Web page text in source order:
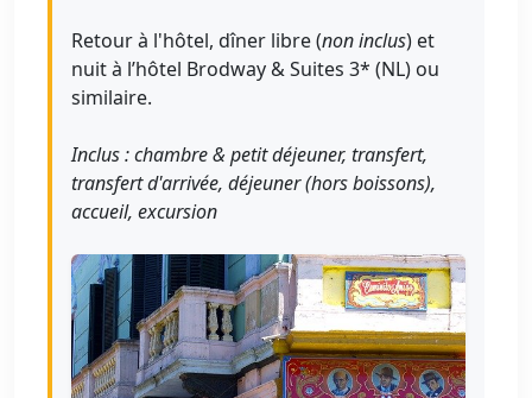
Retour à l'hôtel, dîner libre (non inclus) et
nuit à l’hôtel Brodway & Suites 3* (NL) ou
similaire.
Inclus : chambre & petit déjeuner, transfert,
transfert d'arrivée, déjeuner (hors boissons),
accueil, excursion